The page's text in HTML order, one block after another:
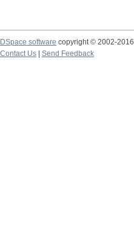
DSpace software copyright © 2002-2016
Contact Us
Send Feedback